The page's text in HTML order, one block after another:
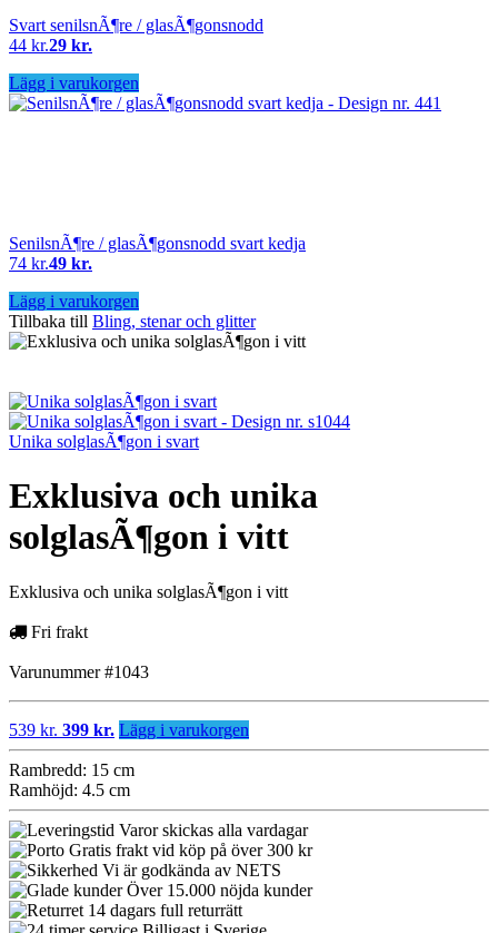
Svart senilsnÃ¶re / glasÃ¶gonsnodd
44 kr.29 kr.
Lägg i varukorgen
SenilsnÃ¶re / glasÃ¶gonsnodd svart kedja
74 kr.49 kr.
Lägg i varukorgen
Tillbaka till Bling, stenar och glitter
Unika solglasÃ¶gon i svart
Exklusiva och unika
solglasÃ¶gon i vitt
Exklusiva och unika solglasÃ¶gon i vitt
Fri frakt
Varunummer #1043
539 kr. 399 kr. Lägg i varukorgen
Rambredd: 15 cm
Ramhöjd: 4.5 cm
Varor skickas alla vardagar
Gratis frakt vid köp på över 300 kr
Vi är godkända av NETS
Över 15.000 nöjda kunder
14 dagars full returrätt